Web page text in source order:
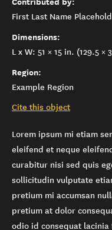
First Last Name
Dimensions:
L x W: 51 × 15 in. (129.5 ×
Region:
Example Region
Cite this object
Lorem ipsum mi etiam
eleifend et neque
curabitur nisi sed quis
sollicitudin vulputate
pretium mi accumsan
pretium at dolor
odio id consequat